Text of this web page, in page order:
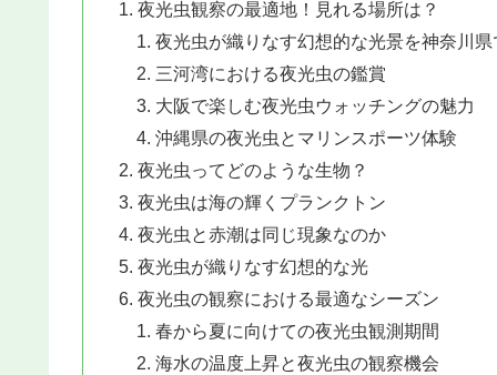
夜光虫観察の最適地！見れる場所は？
夜光虫が織りなす幻想的な光景を神奈川県
三河湾における夜光虫の鑑賞
大阪で楽しむ夜光虫ウォッチングの魅力
沖縄県の夜光虫とマリンスポーツ体験
夜光虫ってどのような生物？
夜光虫は海の輝くプランクトン
夜光虫と赤潮は同じ現象なのか
夜光虫が織りなす幻想的な光
夜光虫の観察における最適なシーズン
春から夏に向けての夜光虫観測期間
海水の温度上昇と夜光虫の観察機会